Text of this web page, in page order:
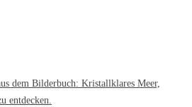
dem Bilderbuch: Kristallklares Meer,
entdecken.